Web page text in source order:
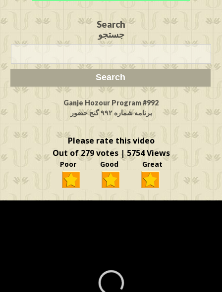
Search
جستجو
Ganje Hozour Program #992
برنامه شماره ۹۹۲ گنج حضور
Please rate this video
Out of 279 votes | 5754 Views
Poor Good Great